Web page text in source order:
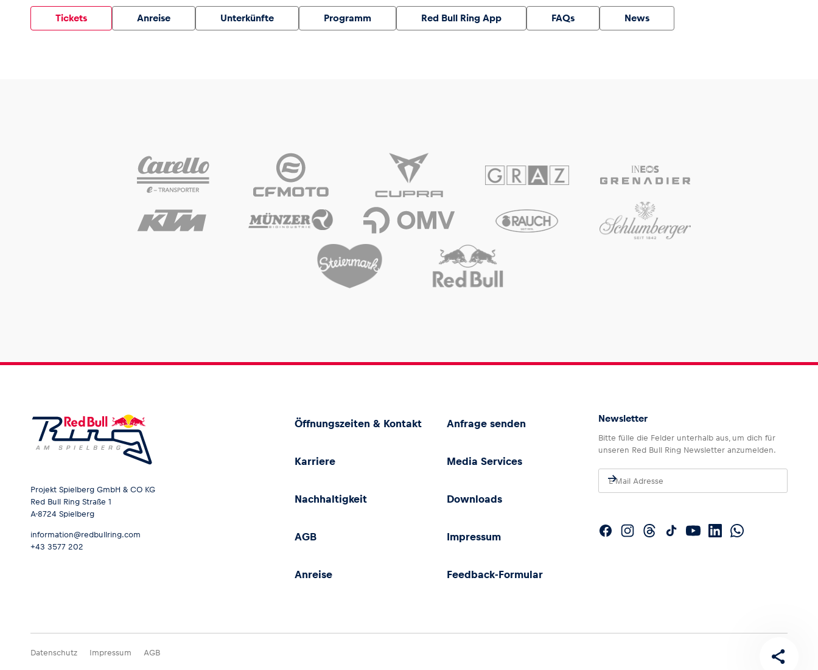
Business
Tickets Anreise Unterkünfte Programm Red Bull Ring App FAQs News
Projekt Spielberg GmbH & CO KG
Red Bull Ring Straße 1
A-8724 Spielberg
information@redbullring.com
+43 3577 202
Öffnungszeiten & Kontakt Anfrage senden
Karriere Media Services
Nachhaltigkeit Downloads
AGB Impressum
Anreise Feedback-Formular
Newsletter
Bitte fülle die Felder unterhalb aus, um dich für
unseren Red Bull Ring Newsletter anzumelden.
Datenschutz Impressum AGB